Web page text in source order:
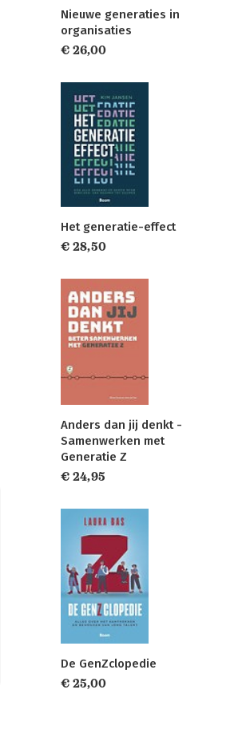
Nieuwe generaties in
organisaties
€ 26,00
Het generatie-effect
€ 28,50
Anders dan jij denkt -
Samenwerken met
Generatie Z
€ 24,95
De GenZclopedie
€ 25,00